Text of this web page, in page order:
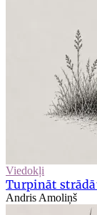
Viedokļi
Turpināt
Andris Amoliņš